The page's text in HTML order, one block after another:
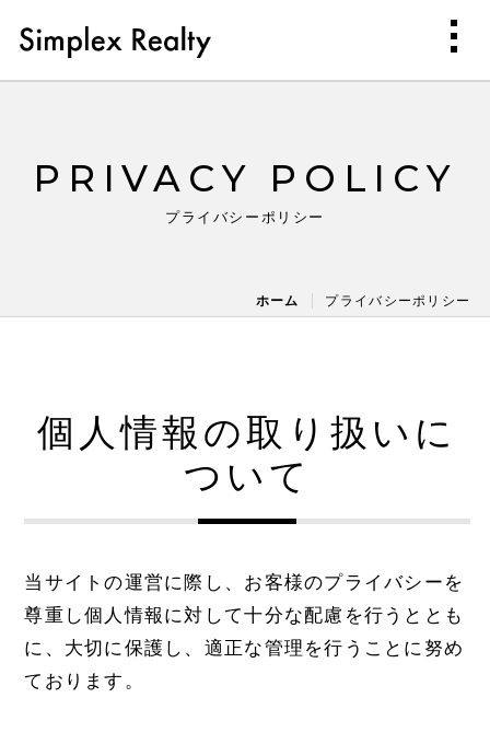
PRIVACY POLICY
プライバシーポリシー
ホーム プライバシーポリシー
個人情報の取り扱いに
ついて
当サイトの運営に際し、お客様のプライバシーを
尊重し個人情報に対して十分な配慮を行うととも
に、大切に保護し、適正な管理を行うことに努め
ております。